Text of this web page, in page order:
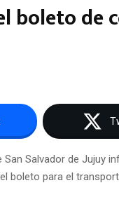
boleto de
San Salvador de Jujuy
boleto para el